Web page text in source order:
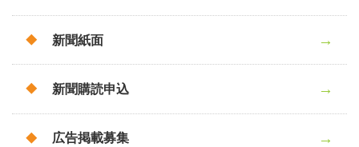
新聞紙面
新聞購読申込
広告掲載募集